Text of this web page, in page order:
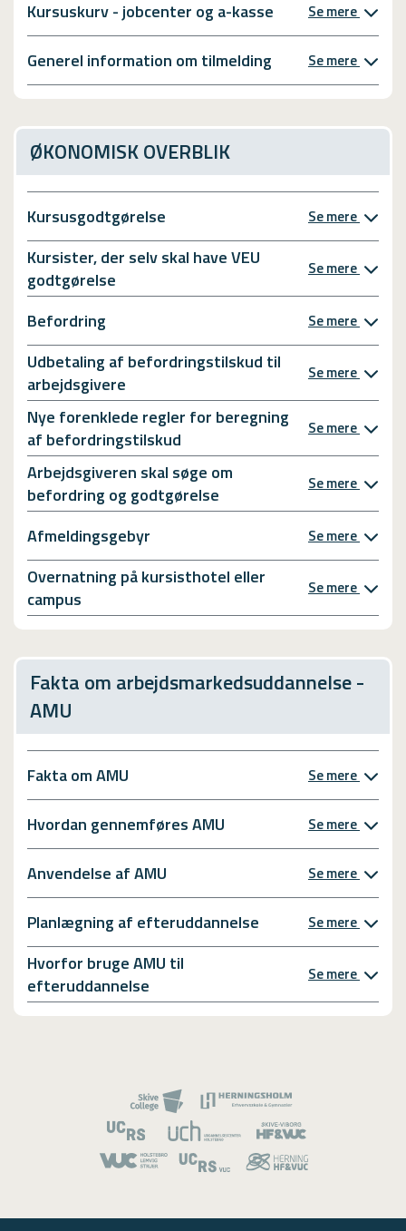
Kursuskurv - jobcenter og a-kasse Se mere
Generel information om tilmelding Se mere
ØKONOMISK OVERBLIK
Kursusgodtgørelse Se mere
Kursister, der selv skal have VEU
godtgørelse
Se mere
Befordring Se mere
Udbetaling af befordringstilskud til
arbejdsgivere
Se mere
Nye forenklede regler for beregning
af befordringstilskud
Se mere
Arbejdsgiveren skal søge om
befordring og godtgørelse
Se mere
Afmeldingsgebyr Se mere
Overnatning på kursisthotel eller
campus
Se mere
Fakta om arbejdsmarkedsuddannelse -
AMU
Fakta om AMU Se mere
Hvordan gennemføres AMU Se mere
Anvendelse af AMU Se mere
Planlægning af efteruddannelse Se mere
Hvorfor bruge AMU til
efteruddannelse
Se mere